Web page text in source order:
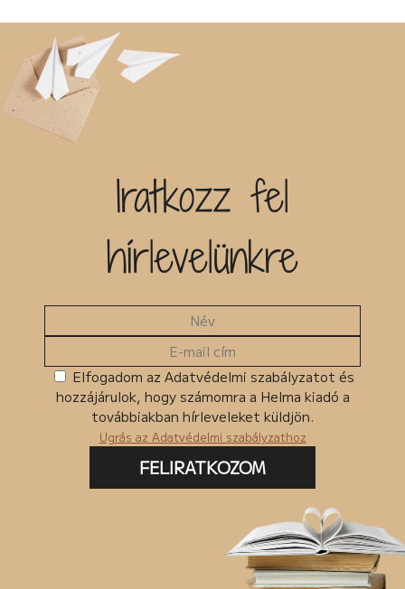
Iratkozz fel
hírlevelünkre
Elfogadom az Adatvédelmi szabályzatot és
hozzájárulok, hogy számomra a Helma kiadó a
továbbiakban hírleveleket küldjön.
Ugrás az Adatvédelmi szabályzathoz
FELIRATKOZOM